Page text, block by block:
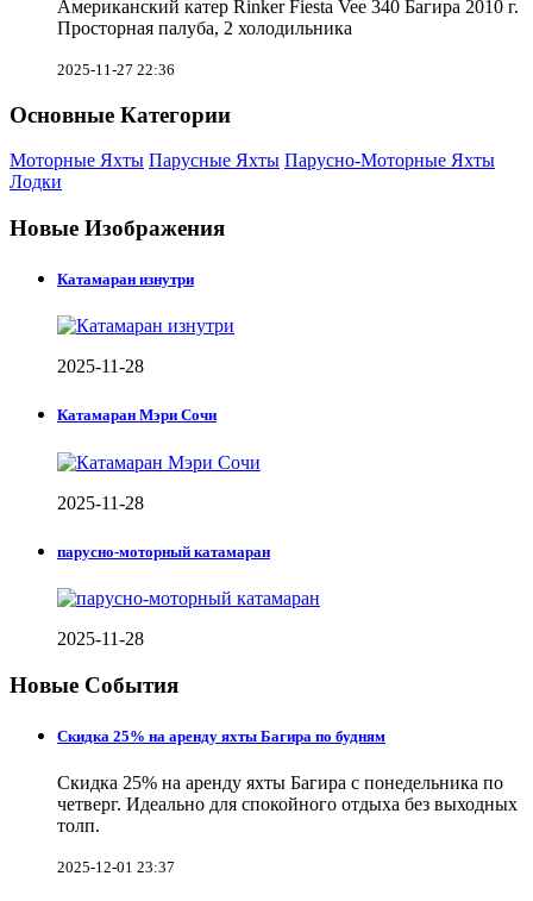
Американский катер Rinker Fiesta Vee 340 Багира 2010 г.
Просторная палуба, 2 холодильника
2025-11-27 22:36
Основные Категории
Моторные Яхты Парусные Яхты Парусно-Моторные Яхты
Лодки
Новые Изображения
Катамаран изнутри
2025-11-28
Катамаран Мэри Сочи
2025-11-28
парусно-моторный катамаран
2025-11-28
Новые События
Скидка 25% на аренду яхты Багира по будням
Скидка 25% на аренду яхты Багира с понедельника по
четверг. Идеально для спокойного отдыха без выходных
толп.
2025-12-01 23:37